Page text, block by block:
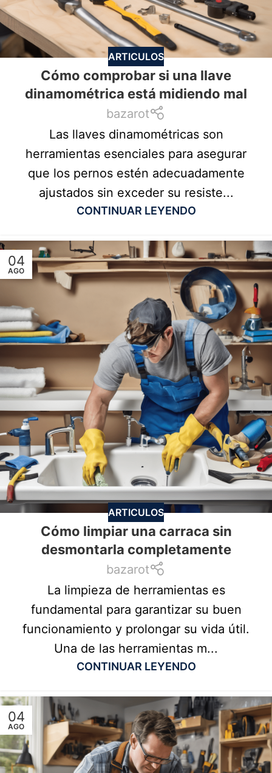
ARTICULOS
Cómo comprobar si una llave
dinamométrica está midiendo mal
bazarot
Las llaves dinamométricas son
herramientas esenciales para asegurar
que los pernos estén adecuadamente
ajustados sin exceder su resiste...
CONTINUAR LEYENDO
04
AGO
ARTICULOS
Cómo limpiar una carraca sin
desmontarla completamente
bazarot
La limpieza de herramientas es
fundamental para garantizar su buen
funcionamiento y prolongar su vida útil.
Una de las herramientas m...
CONTINUAR LEYENDO
04
AGO